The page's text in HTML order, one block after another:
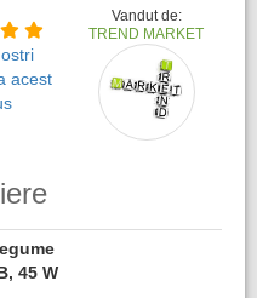
acest
Vandut de:
TREND MARKET
45 W